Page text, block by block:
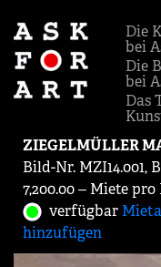
Die
bei
Die
bei
Das
ZIEGELMÜLLER
Bild-Nr. MZI14.001,
7,200.00 ‒ Miete
verfügbar
hinzufügen